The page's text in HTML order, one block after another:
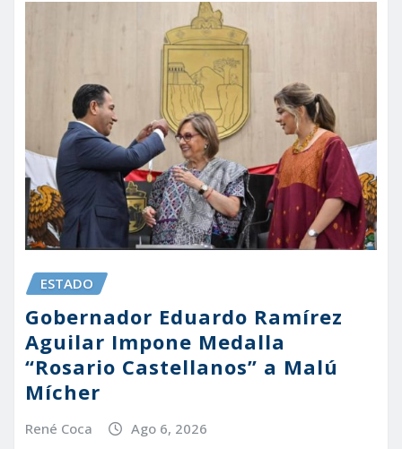
ESTADO
Gobernador Eduardo Ramírez
Aguilar Impone Medalla
“Rosario Castellanos” a Malú
Mícher
René Coca Ago 6, 2026